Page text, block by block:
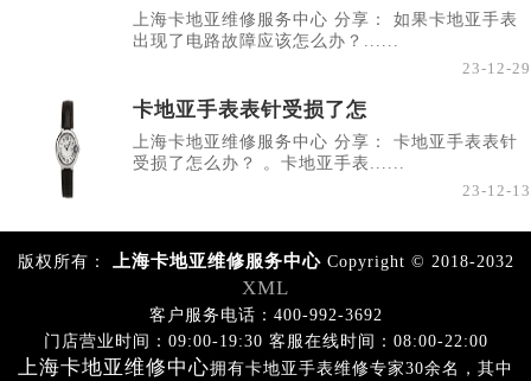
上海卡地亚维修服务中心 分享： 如果卡地亚手表
出现了电路故障应该怎么办？......
23-12-29
卡地亚手表表针受损了怎
上海卡地亚维修服务中心 分享： 卡地亚手表表针
受损了怎么办？ 。卡地亚手表......
23-12-13
版权所有： 上海卡地亚维修服务中心Copyright © 2018-2032
XML
客户服务电话：400-992-3692
门店营业时间：09:00-19:30 客服在线时间：08:00-22:00
上海卡地亚维修中心拥有卡地亚手表维修专家30余名，其中